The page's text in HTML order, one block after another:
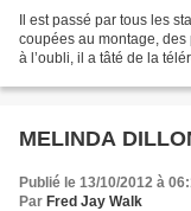
Il est passé par tous les
coupées au montage,
à l’oubli, il a tâté de la
MELINDA
Publié le 13/10/2012 à
Par Fred Jay Walk